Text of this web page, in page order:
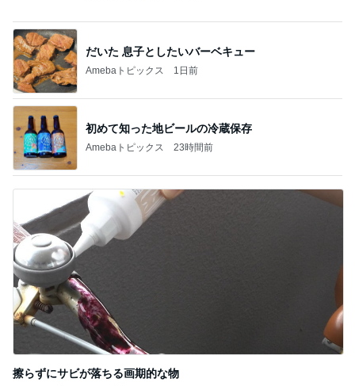
だいた 息子としたいバーベキュー
Amebaトピックス 1日前
初めて知った地ビールの冷蔵保存
Amebaトピックス 23時間前
擦らずにサビが落ちる画期的な物